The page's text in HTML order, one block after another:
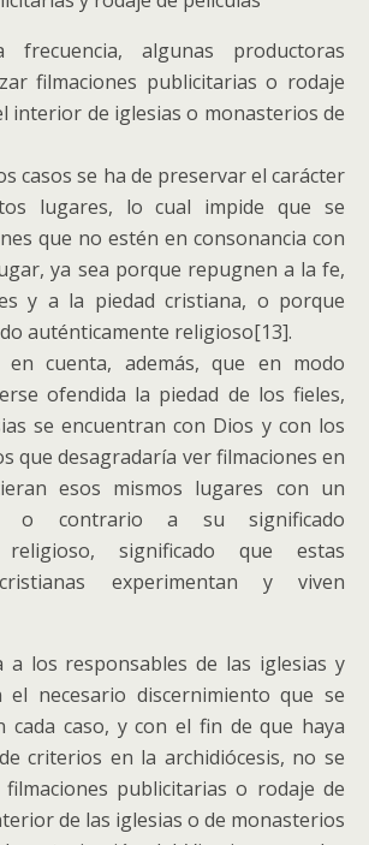
frecuencia, algunas productoras
filmaciones publicitarias o rodaje
interior de iglesias o monasterios de
casos se ha de preservar el carácter
lugares, lo cual impide que se
que no estén en consonancia con
ya sea porque repugnen a la fe,
y a la piedad cristiana, o porque
auténticamente religioso[13].
cuenta, además, que en modo
ofendida la piedad de los fieles,
se encuentran con Dios y con los
que desagradaría ver filmaciones en
esos mismos lugares con un
o contrario a su significado
religioso, significado que estas
experimentan y viven
a los responsables de las iglesias y
el necesario discernimiento que se
cada caso, y con el fin de que haya
criterios en la archidiócesis, no se
publicitarias o rodaje de
de las iglesias o de monasterios